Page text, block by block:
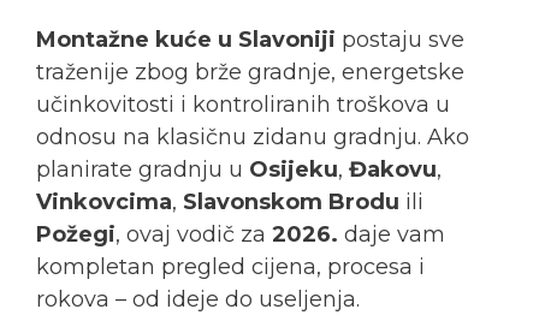
Montažne kuće u Slavoniji postaju sve
traženije zbog brže gradnje, energetske
učinkovitosti i kontroliranih troškova u
odnosu na klasičnu zidanu gradnju. Ako
planirate gradnju u Osijeku, Đakovu,
Vinkovcima, Slavonskom Brodu ili
Požegi, ovaj vodič za 2026. daje vam
kompletan pregled cijena, procesa i
rokova – od ideje do useljenja.